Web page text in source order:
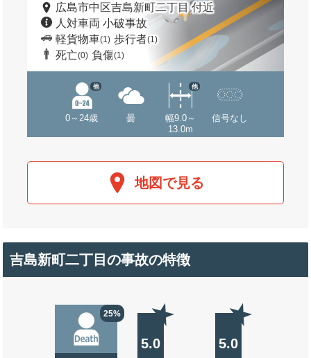
広島市中区吉島新町二丁目 付近
人対車両 小破事故
軽貨物車(1) 歩行者(1)
死亡(0) 負傷(1)
0～24歳
他
曇
幅9.0～
13.0m
他
信号なし
地図で見る
吉島新町二丁目の事故の特徴
25%
5.0 5.0